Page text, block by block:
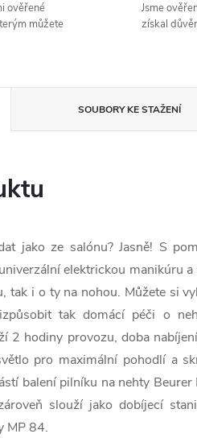
ověřené
můžete
Jsme
získal
SOUBORY KE STAŽENÍ
jako ze salónu? Jasně! S
elektrickou manikúru
tak i o ty na nohou. Můžete si
tak domácí péči o
2 hodiny provozu, doba
pro maximální pohodlí a
balení pilníku na nehty Beurer
slouží jako dobíjecí
MP 84.